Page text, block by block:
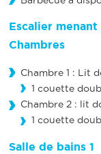
Escalier menant
Chambres
Chambre 1 : Lit
1 couette
Chambre 2 : lit
1 couette
Salle de bains 1